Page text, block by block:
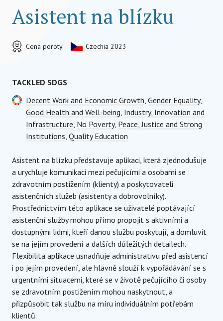
Asistent na blízku
Cena poroty Czechia 2023
TACKLED SDGS
Decent Work and Economic Growth, Gender Equality,
Good Health and Well-being, Industry, Innovation and
Infrastructure, No Poverty, Peace, Justice and Strong
Institutions, Quality Education
Asistent na blízku představuje aplikaci, která zjednodušuje
a urychluje komunikaci mezi pečujícími a osobami se
zdravotním postižením (klienty) a poskytovateli
asistenčních služeb (asistenty a dobrovolníky).
Prostřednictvím této aplikace se uživatelé poptávající
asistenční služby mohou přímo propojit s aktivními a
dostupnými lidmi, kteří danou službu poskytují, a domluvit
se na jejím provedení a dalších důležitých detailech.
Flexibilita aplikace usnadňuje administrativu před asistencí
i po jejím provedení, ale hlavně slouží k vypořádávání se s
urgentními situacemi, které se v životě pečujícího či osoby
se zdravotním postižením mohou naskytnout, a
přizpůsobit tak službu na míru individuálním potřebám
klientů.